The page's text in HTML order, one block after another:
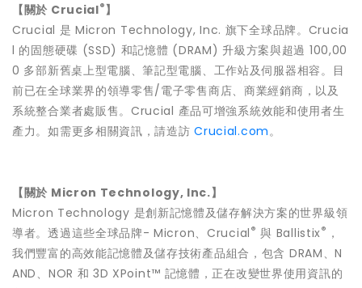
【關於 Crucial® 】
Crucial 是 Micron Technology, Inc. 旗下全球品牌。Crucia
l 的固態硬碟 (SSD) 和記憶體 (DRAM) 升級方案與超過 100,00
0 多部新舊桌上型電腦、筆記型電腦、工作站及伺服器相容。目
前已在全球業界的領導零售/電子零售商店、商業經銷商，以及
系統整合業者處販售。Crucial 產品可增強系統效能和使用者生
產力。如需更多相關資訊，請造訪Crucial.com。
【關於 Micron Technology, Inc.】
Micron Technology 是創新記憶體及儲存解決方案的世界級領
導者。透過這些全球品牌- Micron、Crucial ® 與 Ballistix® ，
我們豐富的高效能記憶體及儲存技術產品組合，包含 DRAM、N
AND、NOR 和 3D XPoint™ 記憶體，正在改變世界使用資訊的